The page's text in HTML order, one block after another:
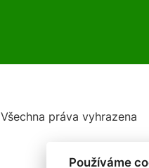
Všechna práva vyhrazena
Používáme